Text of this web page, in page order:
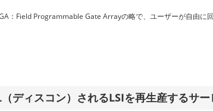
：Field Programmable Gate Arrayの略で、ユーザーが自由に
ディスコン）されるLSIを再生産するサー